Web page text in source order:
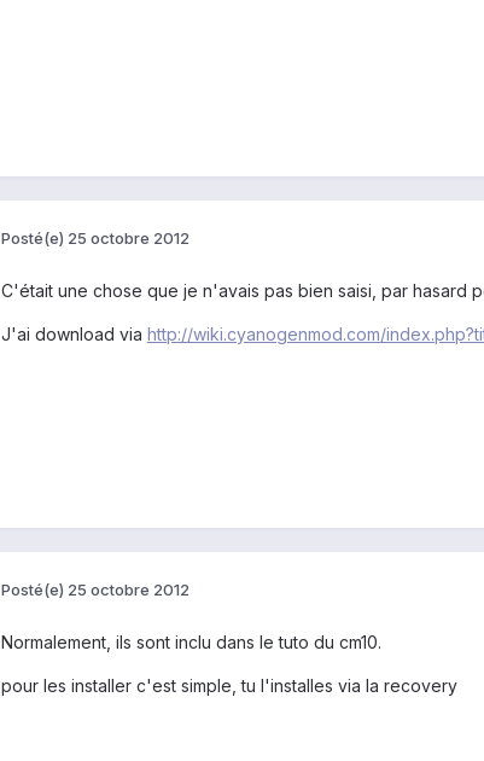
Posté(e) 25 octobre 2012
C'était une chose que je n'avais pas bien saisi, par hasard
J'ai download via http://wiki.cyanogenmod.com/
Posté(e) 25 octobre 2012
Normalement, ils sont inclu dans le tuto du cm10.
pour les installer c'est simple, tu l'installes via la recovery